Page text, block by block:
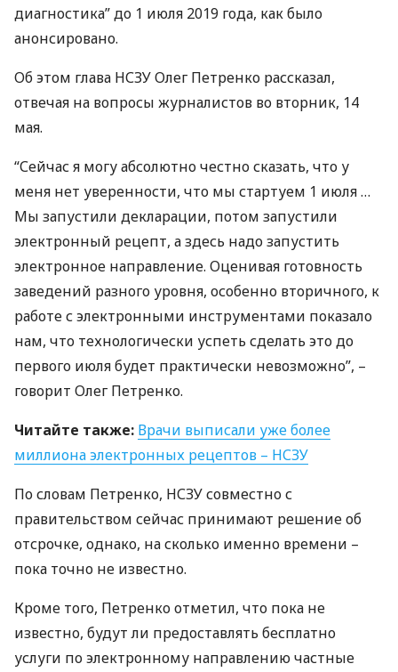
диагностика” до 1 июля 2019 года, как было
анонсировано.
Об этом глава НСЗУОлег Петренко рассказал,
отвечая на вопросы журналистов во вторник, 14
мая.
“Сейчас я могу абсолютно честно сказать, что у
меня нет уверенности, что мы стартуем 1 июля …
Мы запустили декларации, потом запустили
электронный рецепт, а здесь надо запустить
электронное направление. Оценивая готовность
заведений разного уровня, особенно вторичного, к
работе с электронными инструментами показало
нам, что технологически успеть сделать это до
первого июля будет практически невозможно”, –
говорит Олег Петренко.
Читайте также: Врачи выписали уже более
миллиона электронных рецептов – НСЗУ
По словам Петренко, НСЗУсовместно с
правительством сейчас принимают решение об
отсрочке, однако, на сколько именно времени –
пока точно не известно.
Кроме того, Петренко отметил, что пока не
известно, будут ли предоставлять бесплатно
услуги по электронному направлению частные